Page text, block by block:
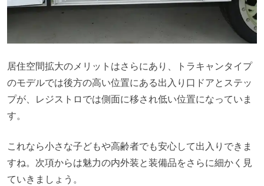
居住空間拡大のメリットはさらにあり、トラキャンタイプ
のモデルでは後方の高い位置にある出入り口ドアとステッ
プが、レジストロでは側面に移され低い位置になっていま
す。
これなら小さな子どもや高齢者でも安心して出入りできま
すね。次項からは魅力の内外装と装備品をさらに細かく見
ていきましょう。